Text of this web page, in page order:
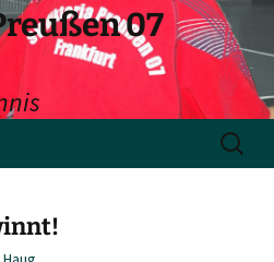
07
Suchen
nach: